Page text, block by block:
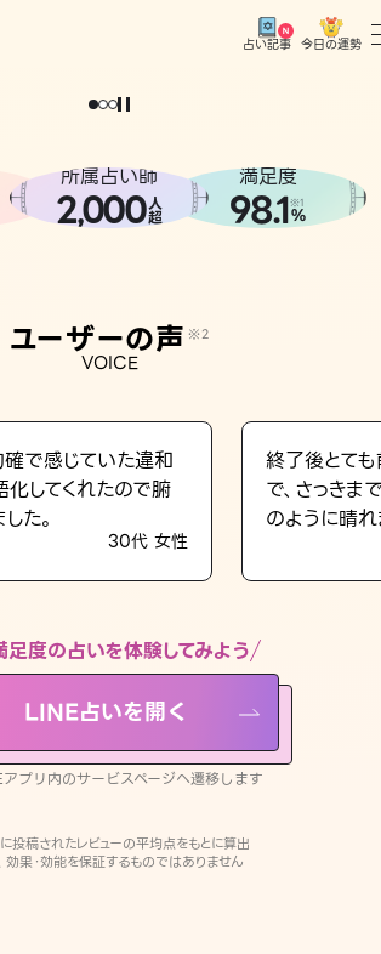
占い記事 今日の運勢
開く
ージへ遷移します
どうせなら
。
所属占い師
2,000人
超
満足度
98.1※1
%
ユーザーの声 ※2
VOICE
確で感じていた違和
化してくれたので腑
た。
30代 女性
終了後とて
で、さっき
のように晴れ
足度の占いを体験してみよう
LINE占いを開く
プリ内のサービスページへ遷移します
稿されたレビューの平均点をもとに算出
果・効能を保証するものではありません